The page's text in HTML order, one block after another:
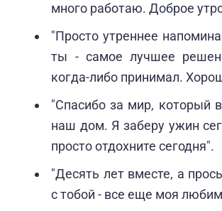
много работаю. Доброе
"Просто утреннее
ты - самое лучшее
когда-либо принимал.
"Спасибо за мир, который
наш дом. Я заберу ужин
просто отдохните сегодня".
"Десять лет вместе, а
с тобой - все еще моя